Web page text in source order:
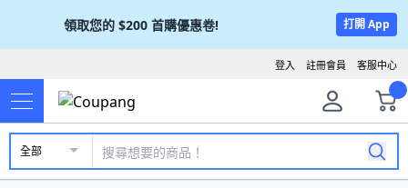
領取您的 $200 首購優惠卷! 打開 App
客服中心
註冊會員
登入
全部